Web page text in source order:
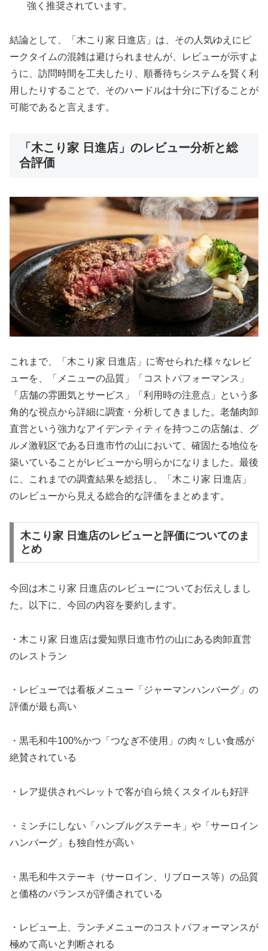
強く推奨されています。
結論として、「木こり家 日進店」は、その人気ゆえにピ
ークタイムの混雑は避けられませんが、レビューが示すよ
うに、訪問時間を工夫したり、順番待ちシステムを賢く利
用したりすることで、そのハードルは十分に下げることが
可能であると言えます。
「木こり家 日進店」のレビュー分析と総
合評価
これまで、「木こり家 日進店」に寄せられた様々なレビ
ューを、「メニューの品質」「コストパフォーマンス」
「店舗の雰囲気とサービス」「利用時の注意点」という多
角的な視点から詳細に調査・分析してきました。老舗肉卸
直営という強力なアイデンティティを持つこの店舗は、グ
ルメ激戦区である日進市竹の山において、確固たる地位を
築いていることがレビューから明らかになりました。最後
に、これまでの調査結果を総括し、「木こり家 日進店」
のレビューから見える総合的な評価をまとめます。
木こり家 日進店のレビューと評価についてのま
とめ
今回は木こり家 日進店のレビューについてお伝えしまし
た。以下に、今回の内容を要約します。
・木こり家 日進店は愛知県日進市竹の山にある肉卸直営
のレストラン
・レビューでは看板メニュー「ジャーマンハンバーグ」の
評価が最も高い
・黒毛和牛100%かつ「つなぎ不使用」の肉々しい食感が
絶賛されている
・レア提供されペレットで客が自ら焼くスタイルも好評
・ミンチにしない「ハンブルグステーキ」や「サーロイン
ハンバーグ」も独自性が高い
・黒毛和牛ステーキ（サーロイン、リブロース等）の品質
と価格のバランスが評価されている
・レビュー上、ランチメニューのコストパフォーマンスが
極めて高いと判断される